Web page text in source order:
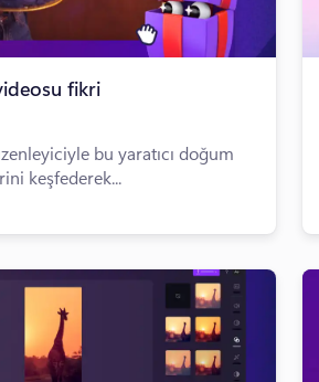
fikri
bu yaratıcı doğum
keşfederek...